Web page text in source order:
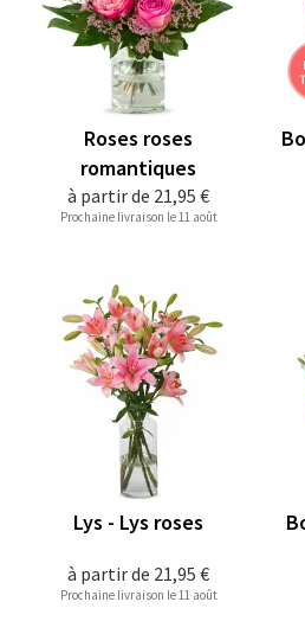
à partir de 21,95 €
Roses roses
romantiques
Prochaine livraison le 11 août
à partir de 21,95 €
Lys - Lys roses
Prochaine livraison le 11 août